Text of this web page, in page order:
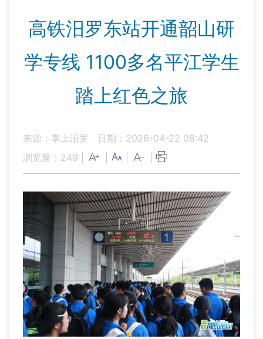
高铁汨罗东站开通韶山研
学专线 1100多名平江学生
踏上红色之旅
来源：掌上汨罗
日期：2026-04-22 08:42
浏览量： 249